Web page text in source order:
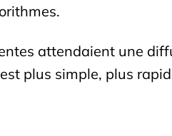
attendaient une
plus simple, plus